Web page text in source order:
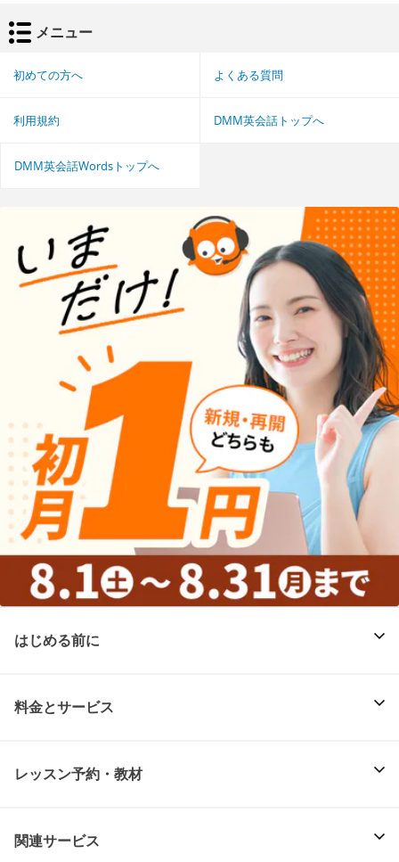
メニュー
初めての方へ よくある質問
利用規約 DMM英会話トップへ
DMM英会話Wordsトップへ
はじめる前に
料金とサービス
レッスン予約・教材
関連サービス